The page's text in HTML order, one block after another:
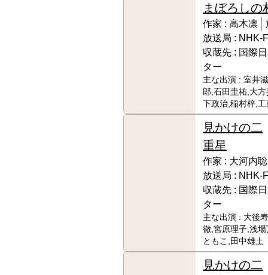
まぼろしの
作家 : 高木凛
放送局 : NHK-
収蔵先 : 国際
ター
主な出演 : 室井
郎,石田圭祐,大
下政治,稲村梓,
見かけの二
重星
作家 : 大河内聡
放送局 : NHK-
収蔵先 : 国際
ター
主な出演 : 大後
徹,宮原理子,浅
ともこ,田中雄土
見かけの二